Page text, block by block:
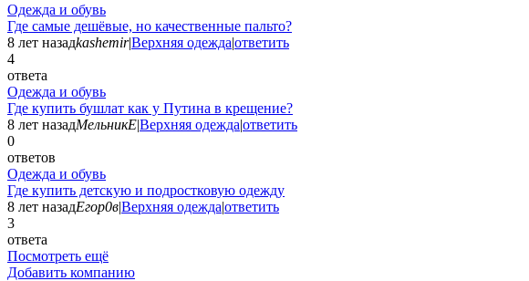
Одежда и обувь
Где самые дешёвые, но качественные пальто?
8 лет назадkashemir|Верхняя одежда|ответить
4
ответа
Одежда и обувь
Где купить бушлат как у Путина в крещение?
8 лет назадМельникЕ|Верхняя одежда|ответить
0
ответов
Одежда и обувь
Где купить детскую и подростковую одежду
8 лет назадЕгор0в|Верхняя одежда|ответить
3
ответа
Посмотреть ещё
Добавить компанию